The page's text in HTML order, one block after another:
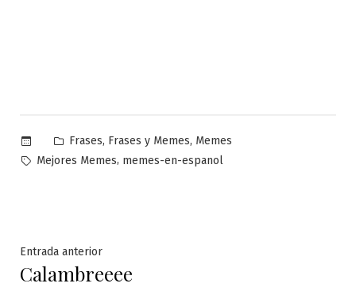
Publicado
en
Frases, Frases y Memes, Memes
Etiquetas:
Mejores Memes, memes-en-espanol
Navegación
Entrada anteriorEntrada
anterior:
Calambreeee